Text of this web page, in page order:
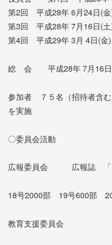
第2回 平成28年 6月24日(
第3回 平成28年 7月16日(
第4回 平成29年 3月 4日(金)
総 会 平成28年 7月16日
参加者 ７５名（招待者含
を実施
〇委員会活動
広報委員会 広報誌 「
18号2000部 19号600部
教育支援委員会